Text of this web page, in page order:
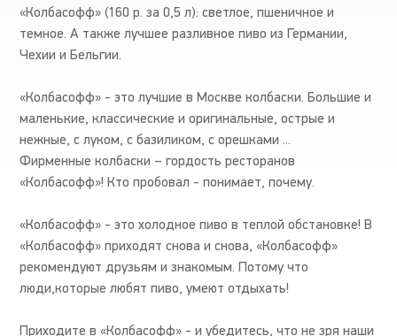
«Колбасофф» (160 р. за 0,5 л): светлое, пшеничное и
темное. А также лучшее разливное пиво из Германии,
Чехии и Бельгии.
«Колбасофф» - это лучшие в Москве колбаски. Большие и
маленькие, классические и оригинальные, острые и
нежные, с луком, с базиликом, с орешками ...
Фирменные колбаски – гордость ресторанов
«Колбасофф»! Кто пробовал - понимает, почему.
«Колбасофф» - это холодное пиво в теплой обстановке! В
«Колбасофф» приходят снова и снова, «Колбасофф»
рекомендуют друзьям и знакомым. Потому что
люди,которые любят пиво, умеют отдыхать!
Приходите в «Колбасофф» - и убедитесь, что не зря наши